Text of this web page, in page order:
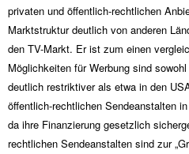
privaten und öffentlich-rechtlichen
Marktstruktur deutlich von anderen
den TV-Markt. Er ist zum einen
Möglichkeiten für Werbung sind
deutlich restriktiver als etwa in den
öffentlich-rechtlichen Sendeanstalten
da ihre Finanzierung gesetzlich
rechtlichen Sendeanstalten sind zur